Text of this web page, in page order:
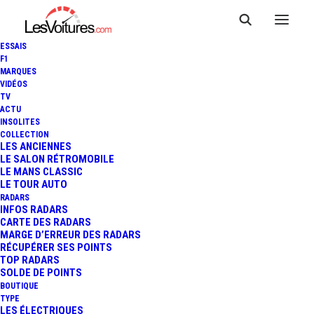
ESSAIS
F1
MARQUES
VIDÉOS
TV
ACTU
INSOLITES
COLLECTION
LES ANCIENNES
LE SALON RÉTROMOBILE
LE MANS CLASSIC
LE TOUR AUTO
RADARS
INFOS RADARS
CARTE DES RADARS
MARGE D’ERREUR DES RADARS
RÉCUPÉRER SES POINTS
TOP RADARS
SOLDE DE POINTS
BOUTIQUE
TYPE
LES ÉLECTRIQUES
29 décembre 2013
MICHAEL SCHUMACHER